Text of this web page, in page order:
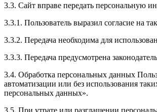
3.3. Сайт вправе передать персональную
3.3.1. Пользователь выразил согласие на
3.3.2. Передача необходима для
3.3.3. Передача предусмотрена
3.4. Обработка персональных данных
автоматизации или без использования
персональных данных».
3.5. При утрате или разглашении